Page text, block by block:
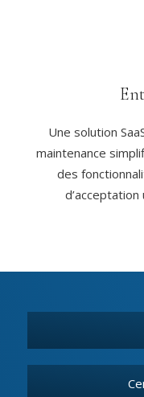
Une solution
maintenance
des